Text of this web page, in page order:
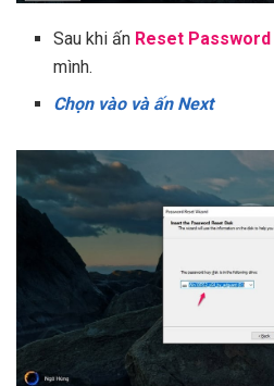
Sau khi ấn Reset Password
mình.
Chọn vào và ấn Next